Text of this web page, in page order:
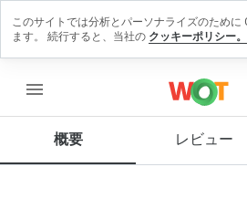
menu
概要 レビュー
ビュ
残す
この
このサイトでは分析とパーソナライズのために
ます。 続行すると、当社の クッキーポリシー。